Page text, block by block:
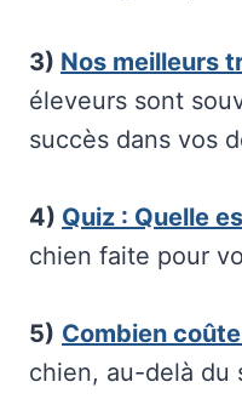
3) Nos meilleurs
éleveurs sont
succès dans vos
4) Quiz : Quelle
chien faite pour
5) Combien
chien, au-delà du